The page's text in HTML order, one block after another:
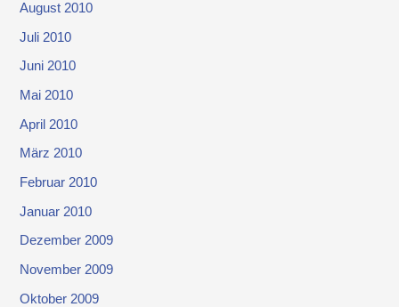
August 2010
Juli 2010
Juni 2010
Mai 2010
April 2010
März 2010
Februar 2010
Januar 2010
Dezember 2009
November 2009
Oktober 2009